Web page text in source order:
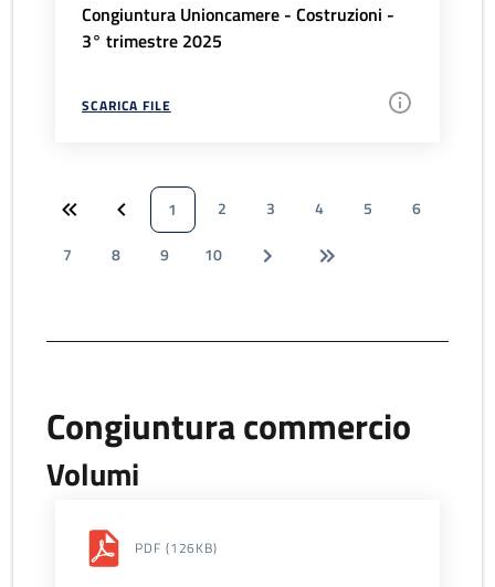
Congiuntura Unioncamere - Costruzioni -
3° trimestre 2025
SCARICA FILE
1 2 3 4 5
6
7
8 9 10
Congiuntura commercio
Volumi
PDF (126KB)